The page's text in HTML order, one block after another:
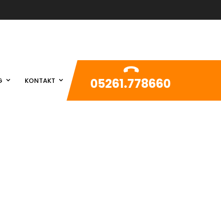
KONTAKT 05261.778660